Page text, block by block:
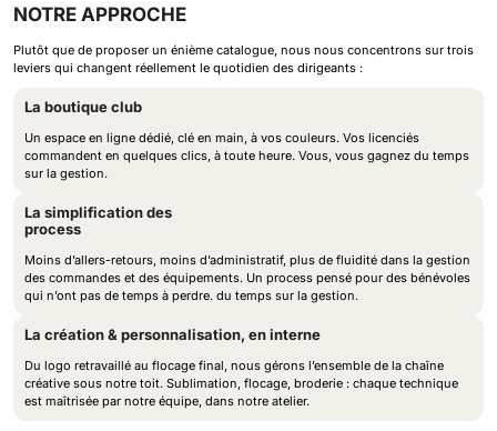
NOTRE APPROCHE
Plutôt que de proposer un énième catalogue, nous nous concentrons sur trois
leviers qui changent réellement le quotidien des dirigeants :
La boutique club
Un espace en ligne dédié, clé en main, à vos couleurs. Vos licenciés
commandent en quelques clics, à toute heure. Vous, vous gagnez du temps
sur la gestion.
La simplification des
process
Moins d’allers-retours, moins d’administratif, plus de fluidité dans la gestion
des commandes et des équipements. Un process pensé pour des bénévoles
qui n’ont pas de temps à perdre. du temps sur la gestion.
La création & personnalisation, en interne
Du logo retravaillé au flocage final, nous gérons l’ensemble de la chaîne
créative sous notre toit. Sublimation, flocage, broderie : chaque technique
est maîtrisée par notre équipe, dans notre atelier.